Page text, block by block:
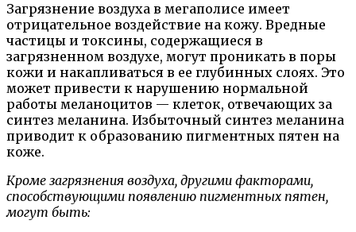
Загрязнение воздуха в мегаполисе имеет
отрицательное воздействие на кожу. Вредные
частицы и токсины, содержащиеся в
загрязненном воздухе, могут проникать в поры
кожи и накапливаться в ее глубинных слоях. Это
может привести к нарушению нормальной
работы меланоцитов — клеток, отвечающих за
синтез меланина. Избыточный синтез меланина
приводит к образованию пигментных пятен на
коже.
Кроме загрязнения воздуха, другими факторами,
способствующими появлению пигментных пятен,
могут быть: